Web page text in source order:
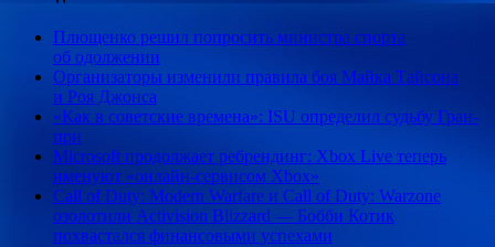
Плющенко решил попросить министра спорта
об одолжении
Организаторы изменили правила боя Майка Тайсона
и Роя Джонса
«Как в советские времена»: ISU определил судьбу Гран-
при
Microsoft продолжает ребрендинг: Xbox Live теперь
именуют «онлайн-сервисом Xbox»
Call of Duty: Modern Warfare и Call of Duty: Warzone
озолотили Activision Blizzard — Бобби Котик
похвастался финансовыми успехами